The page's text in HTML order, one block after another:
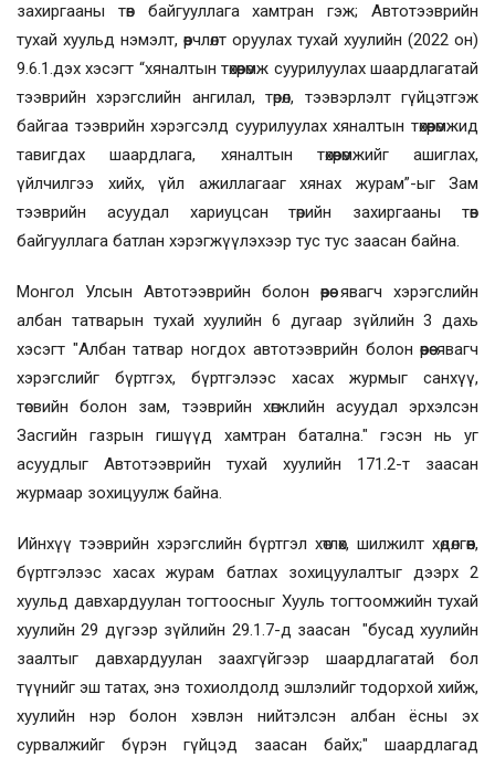
захиргааны төв байгууллага хамтран гэж;Автотээврийн
тухай хуульд нэмэлт, өөрчлөлт оруулах тухай хуулийн (2022 он)
9.6.1.дэх хэсэгт “хяналтын төхөөрөмж суурилуулах шаардлагатай
тээврийн хэрэгслийн ангилал, төрөл, тээвэрлэлт гүйцэтгэж
байгаа тээврийн хэрэгсэлд суурилуулах хяналтын төхөөрөмжид
тавигдах шаардлага, хяналтын төхөөрөмжийг ашиглах,
үйлчилгээ хийх, үйл ажиллагааг хянах журам”-ыг Зам
тээврийн асуудал хариуцсан төрийн захиргааны төв
байгууллага батлан хэрэгжүүлэхээр тус тус заасан байна.
Монгол Улсын Автотээврийн болон өөрөө явагч хэрэгслийн
албан татварын тухай хуулийн 6 дугаар зүйлийн 3 дахь
хэсэгт "Албан татвар ногдох автотээврийн болон өөрөө явагч
хэрэгслийг бүртгэх, бүртгэлээс хасах журмыг санхүү,
төсвийн болон зам, тээврийн хөгжлийн асуудал эрхэлсэн
Засгийн газрын гишүүд хамтран батална." гэсэн нь уг
асуудлыг Автотээврийн тухай хуулийн 171.2-т заасан
журмаар зохицуулж байна.
Ийнхүү тээврийн хэрэгслийн бүртгэл хөтлөх, шилжилт хөдөлгөөн,
бүртгэлээс хасах журам батлах зохицуулалтыг дээрх 2
хуульд давхардуулан тогтоосныг Хууль тогтоомжийн тухай
хуулийн 29 дүгээр зүйлийн 29.1.7-д заасан "бусад хуулийн
заалтыг давхардуулан заахгүйгээр шаардлагатай бол
түүнийг эш татах, энэ тохиолдолд эшлэлийг тодорхой хийж,
хуулийн нэр болон хэвлэн нийтэлсэн албан ёсны эх
сурвалжийг бүрэн гүйцэд заасан байх;" шаардлагад